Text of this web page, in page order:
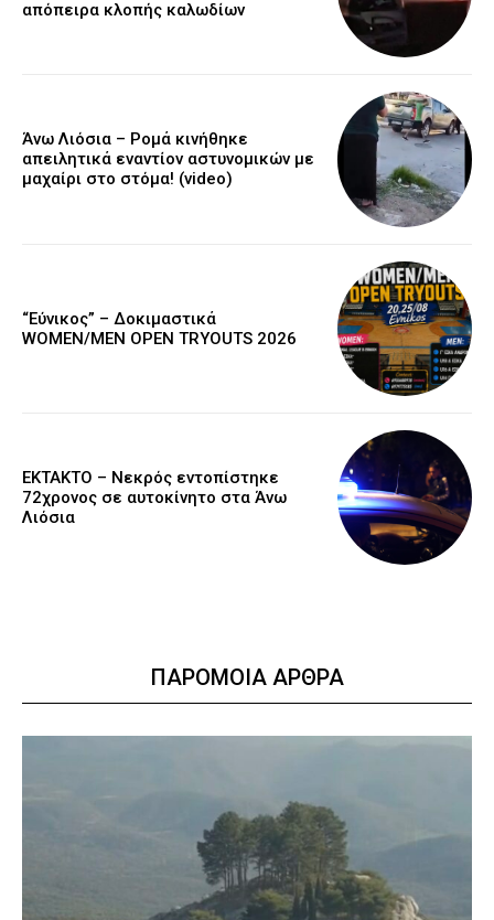
απόπειρα κλοπής καλωδίων
Άνω Λιόσια – Ρομά κινήθηκε
απειλητικά εναντίον αστυνομικών με
μαχαίρι στο στόμα! (video)
“Εύνικος” – Δοκιμαστικά
WOMEN/MEN OPEN TRYOUTS 2026
EKTAKTO – Νεκρός εντοπίστηκε
72χρονος σε αυτοκίνητο στα Άνω
Λιόσια
ΠΑΡΟΜΟΙΑ ΑΡΘΡΑ